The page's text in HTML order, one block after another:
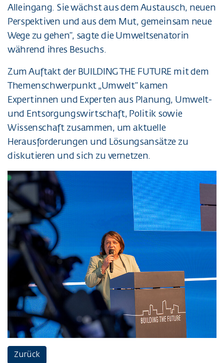
Alleingang. Sie wächst aus dem Austausch, neuen
Perspektiven und aus dem Mut, gemeinsam neue
Wege zu gehen“, sagte die Umweltsenatorin
während ihres Besuchs.
Zum Auftakt der BUILDING THE FUTURE mit dem
Themenschwerpunkt „Umwelt“ kamen
Expertinnen und Experten aus Planung, Umwelt-
und Entsorgungswirtschaft, Politik sowie
Wissenschaft zusammen, um aktuelle
Herausforderungen und Lösungsansätze zu
diskutieren und sich zu vernetzen.
Zurück